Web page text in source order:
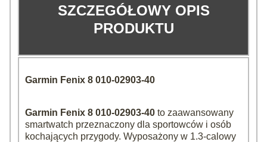
SZCZEGÓŁOWY OPIS
PRODUKTU
Garmin Fenix 8 010-02903-40
Garmin Fenix 8 010-02903-40 to zaawansowany
smartwatch przeznaczony dla sportowców i osób
kochających przygody. Wyposażony w 1.3-calowy